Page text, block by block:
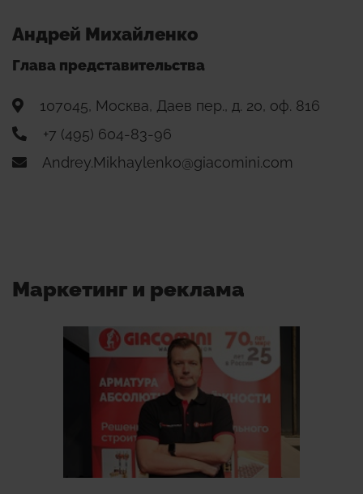
Андрей Михайленко
Глава представительства
107045, Москва, Даев пер., д. 20, оф. 816
+7 (495) 604-83-96
Andrey.Mikhaylenko@giacomini.com
Маркетинг и реклама